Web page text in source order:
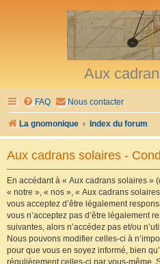
Aux
FAQ Nous contacter
La gnomonique Index du forum
Aux cadrans solaires -
En accédant à « Aux cadrans solaires »
« notre », « nos », « Aux cadrans
vous acceptez d’être légalement
vous n’acceptez pas d’être légalement
suivantes, alors n’accédez pas et/ou
Nous pouvons modifier celles-ci à
pour que vous en soyez informé, bien